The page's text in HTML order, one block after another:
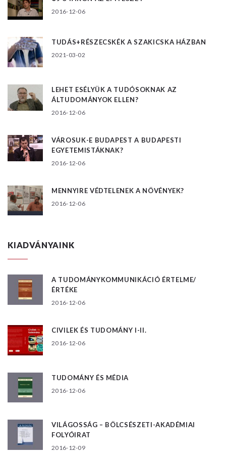
2016-12-06
TUDÁS+RÉSZECSKÉK A SZAKICSKA HÁZBAN
2021-03-02
LEHET ESÉLYÜK A TUDÓSOKNAK AZ
ÁLTUDOMÁNYOK ELLEN?
2016-12-06
VÁROSUK-E BUDAPEST A BUDAPESTI
EGYETEMISTÁKNAK?
2016-12-06
MENNYIRE VÉDTELENEK A NÖVÉNYEK?
2016-12-06
KIADVÁNYAINK
A TUDOMÁNYKOMMUNIKÁCIÓ ÉRTELME/
ÉRTÉKE
2016-12-06
CIVILEK ÉS TUDOMÁNY I-II.
2016-12-06
TUDOMÁNY ÉS MÉDIA
2016-12-06
VILÁGOSSÁG – BÖLCSÉSZETI-AKADÉMIAI
FOLYÓIRAT
2016-12-09